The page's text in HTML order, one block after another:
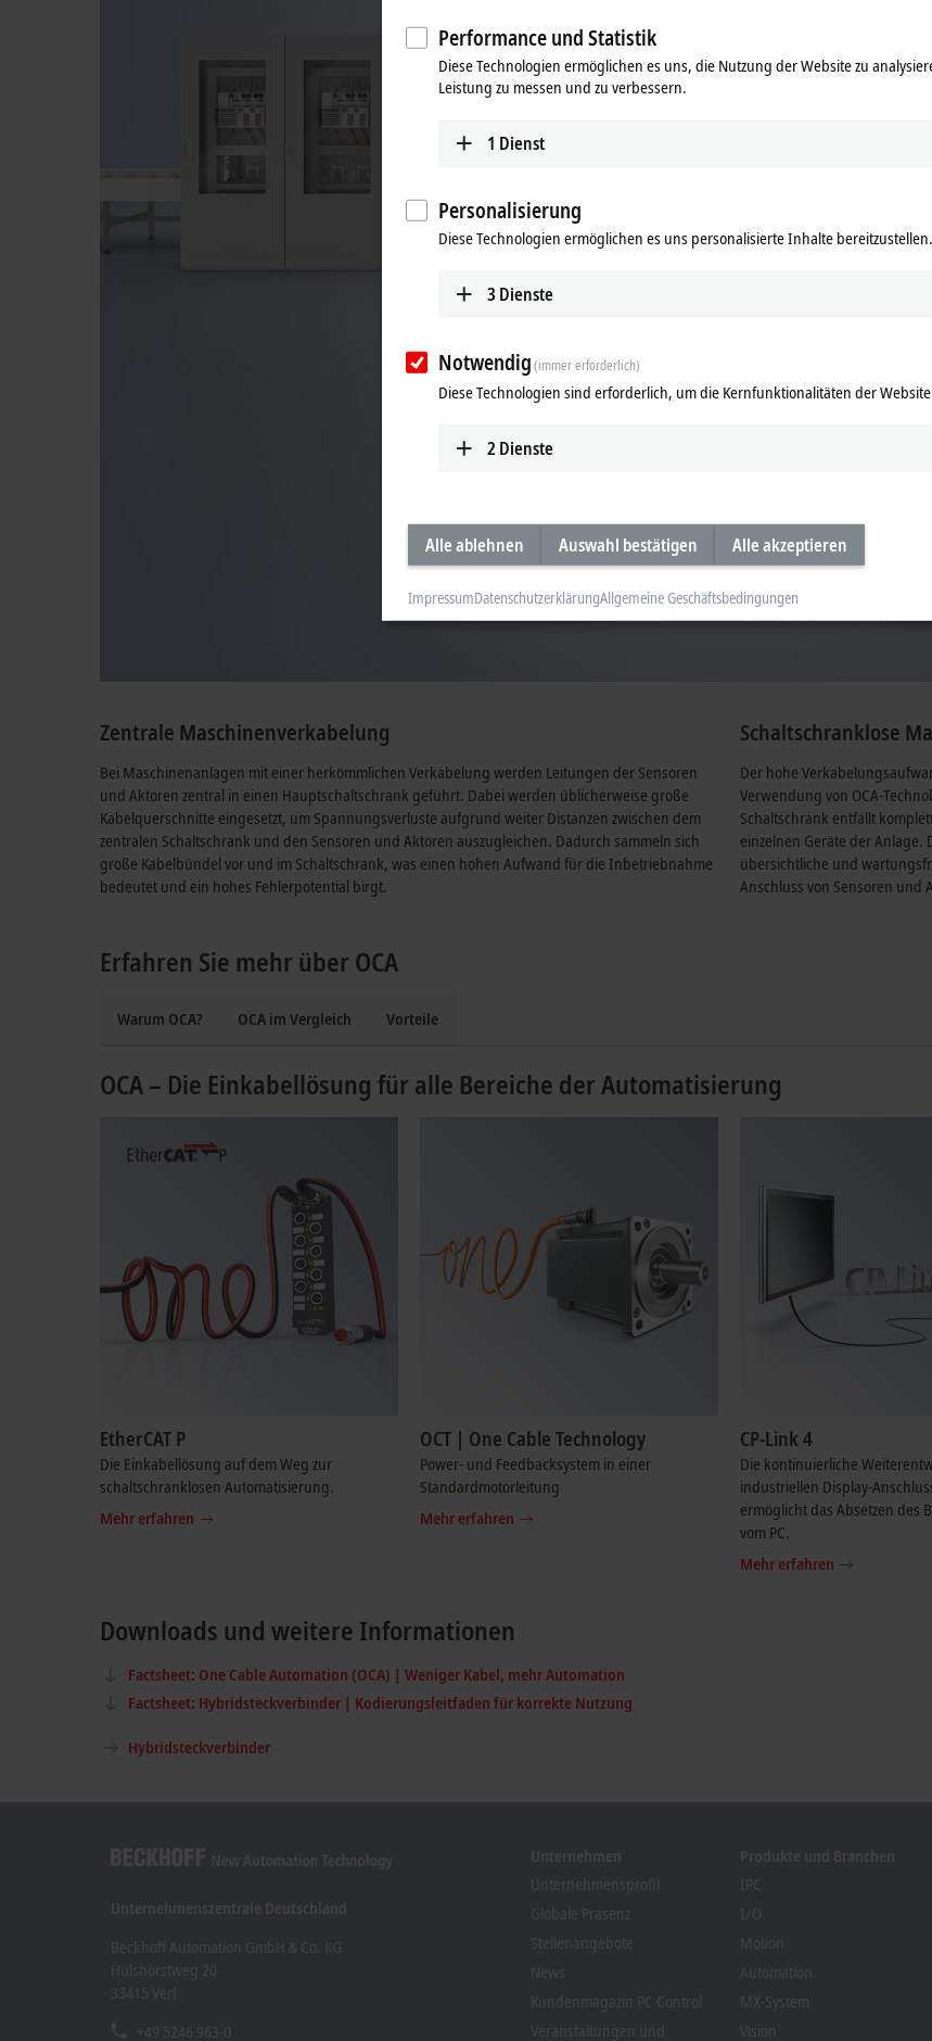
Zentrale Maschinenverkabelung
Bei Maschinenanlagen mit einer herkömmlichen Verkabelung werden Leitungen der Sensoren
und Aktoren zentral in einen Hauptschaltschrank geführt. Dabei werden üblicherweise große
Kabelquerschnitte eingesetzt, um Spannungsverluste aufgrund weiter Distanzen zwischen dem
zentralen Schaltschrank und den Sensoren und Aktoren auszugleichen. Dadurch sammeln sich
große Kabelbündel vor und im Schaltschrank, was einen hohen Aufwand für die Inbetriebnahme
bedeutet und ein hohes Fehlerpotential birgt.
Schaltschranklose
Der hohe
Verwendung von OCA-
Schaltschrank entfällt
einzelnen Geräte der Anlage.
übersichtliche und
Anschluss von Sensoren und
Erfahren Sie mehr über OCA
Warum OCA? OCA im Vergleich Vorteile
OCA – Die Einkabellösung für alle Bereiche der Automatisierung
EtherCAT P
Die Einkabellösung auf dem Weg zur
schaltschranklosen Automatisierung.
Mehr erfahren
OCT | One Cable Technology
Power- und Feedbacksystem in einer
Standardmotorleitung
Mehr erfahren
CP-Link 4
Die kontinuierliche
industriellen Display-
ermöglicht das Absetzen des
vom PC.
Mehr erfahren
Downloads und weitere Informationen
Factsheet: One Cable Automation (OCA) | Weniger Kabel, mehr Automation
Factsheet: Hybridsteckverbinder | Kodierungsleitfaden für korrekte Nutzung
Hybridsteckverbinder
Performance und Statistik
Diese Technologien ermöglichen es uns, die Nutzung der Website zu
Leistung zu messen und zu verbessern.
1 Dienst
Personalisierung
Diese Technologien ermöglichen es uns personalisierte Inhalte bereitzustellen.
3 Dienste
Notwendig(immer erforderlich)
Diese Technologien sind erforderlich, um die Kernfunktionalitäten der
2 Dienste
Alle ablehnen Auswahl bestätigen Alle akzeptieren
ImpressumDatenschutzerklärungAllgemeine Geschäftsbedingungen